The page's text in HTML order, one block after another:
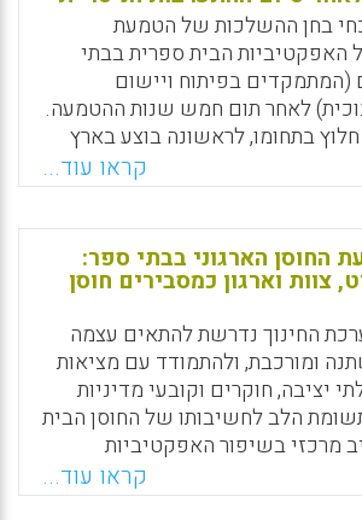
Email
X
בחן ההשלכות של הטמעת
האפקטיביות הבית ספרית בבתי
(המתמקדים בפיתוח ויישום
לאחר תום חמש שנות ההטמעה.
בתחומו, לראשונה בוצע בארץ
הבוחן את המתרחשבבתי ספר שחוו
הטמעת רפורמה בפרק זמן ארוך (5 שנים) לאחר
ממצאי המחקר מרתקים ( אנית
.
Email
X
קראו עוד...
החוסן הארגוני בבתי ספר:
צוות וארגון כמסבירים חוסן
החינוך נדרשת להתאים עצמה
ומורכבת, ולהתמודד עם מציאות
יציבה, חוקרים וקובעי מדיניות
הלב לחשיבותו של החוסן הבית
מרכזי בשיפור האפקטיביות
המחקר הנוכחי לבחון את תופעת
, כמאפיין קולקטיבי של הארגון,
קראו עוד...